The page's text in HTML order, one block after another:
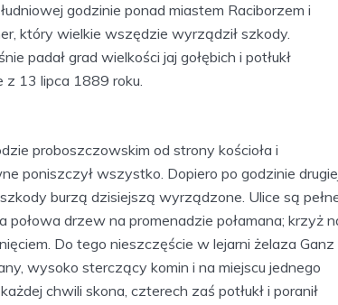
godzinie ponad miastem Raciborzem i
który wielkie wszędzie wyrządził szkody.
padał grad wielkości jaj gołębich i potłukł
z 13 lipca 1889 roku.
proboszczowskim od strony kościoła i
poniszczył wszystko. Dopiero po godzinie
burzą dzisiejszą wyrządzone. Ulice są
drzew na promenadzie połamana; krzyż
Do tego nieszczęście w lejarni żelaza Ganz
wysoko sterczący komin i na miejscu jednego
chwili skona, czterech zaś potłukł i poranił